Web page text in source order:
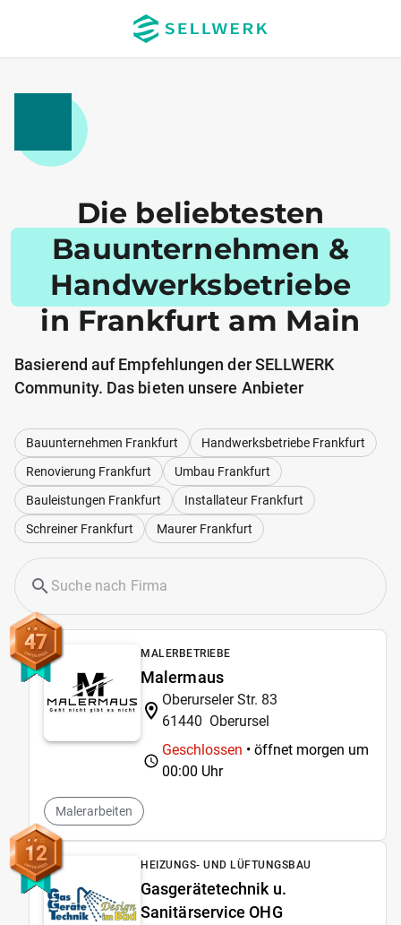
Die beliebtesten
Bauunternehmen &
Handwerksbetriebe
in Frankfurt am Main
Basierend auf Empfehlungen der SELLWERK
Community. Das bieten unsere Anbieter
Bauunternehmen Frankfurt
Handwerksbetriebe Frankfurt
Renovierung Frankfurt
Umbau Frankfurt
Bauleistungen Frankfurt
Installateur Frankfurt
Schreiner Frankfurt
Maurer Frankfurt
47 MALERBETRIEBE
Malermaus
Oberurseler Str. 83
61440 Oberursel
Geschlossen • öffnet morgen um
00:00 Uhr
Malerarbeiten
12 HEIZUNGS- UND LÜFTUNGSBAU
Gasgerätetechnik u.
Sanitärservice OHG